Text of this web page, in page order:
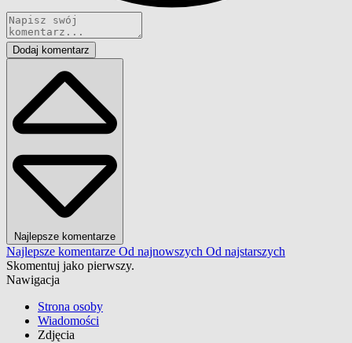
Dodaj komentarz
Najlepsze komentarze
Najlepsze komentarze Od najnowszych Od najstarszych
Skomentuj jako pierwszy.
Nawigacja
Strona osoby
Wiadomości
Zdjęcia